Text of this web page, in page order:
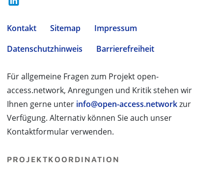
Kontakt Sitemap
Impressum
Datenschutzhinweis
Barrierefreiheit
Für allgemeine Fragen zum Projekt open-
access.network, Anregungen und Kritik stehen wir
Ihnen gerne unter info@open-access.networkzur
Verfügung. Alternativ können Sie auch unser
Kontaktformular verwenden.
PROJEKTKOORDINATION